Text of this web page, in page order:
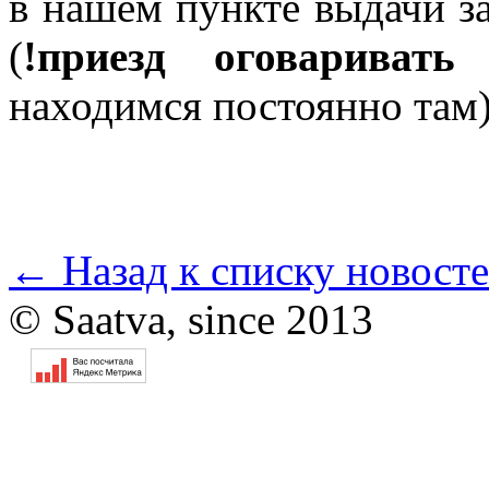
(!приезд оговаривать
находимся постоянно
← Назад к списку
© Saatva, since 2013